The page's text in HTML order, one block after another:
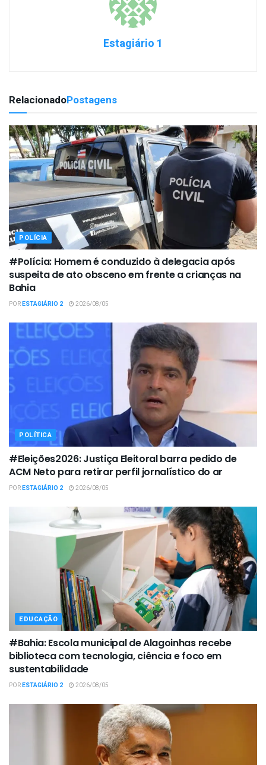
Estagiário 1
RelacionadoPostagens
POLÍCIA
#Polícia: Homem é conduzido à delegacia após
suspeita de ato obsceno em frente a crianças na
Bahia
PORESTAGIÁRIO 2 2026/08/05
POLÍTICA
#Eleições2026: Justiça Eleitoral barra pedido de
ACM Neto para retirar perfil jornalístico do ar
PORESTAGIÁRIO 2 2026/08/05
EDUCAÇÃO
#Bahia: Escola municipal de Alagoinhas recebe
biblioteca com tecnologia, ciência e foco em
sustentabilidade
PORESTAGIÁRIO 2 2026/08/05